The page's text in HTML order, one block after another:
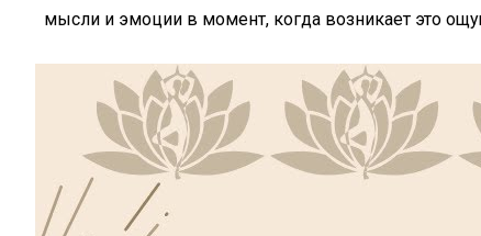
мысли и эмоции в момент, когда возникает это